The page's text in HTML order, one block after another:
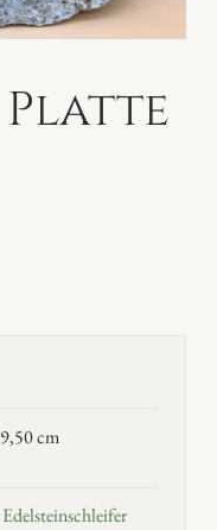
cm
Edelsteinschleifer